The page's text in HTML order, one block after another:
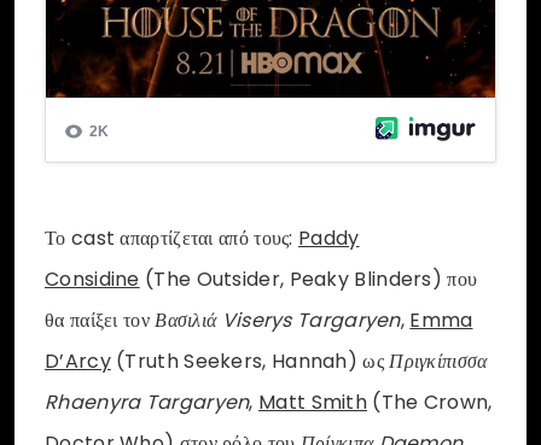
Το cast απαρτίζεται από τους: Paddy
Considine (The Outsider, Peaky Blinders) που
θα παίξει τονΒασιλιά Viserys Targaryen, Emma
D’Arcy(Truth Seekers, Hannah) ωςΠριγκίπισσα
Rhaenyra Targaryen, Matt Smith (The Crown,